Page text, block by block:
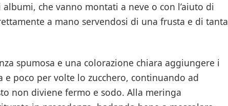
che vanno montati a neve o con l’aiuto di
a mano servendosi di una frusta e di tanta
spumosa e una colorazione chiara aggiungere i
poco per volte lo zucchero, continuando ad
non diviene fermo e sodo. Alla meringa